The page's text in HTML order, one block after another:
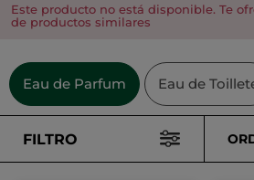
Este producto no está disponible. Te
de productos similares
Eau de Parfum Eau de
FILTRO